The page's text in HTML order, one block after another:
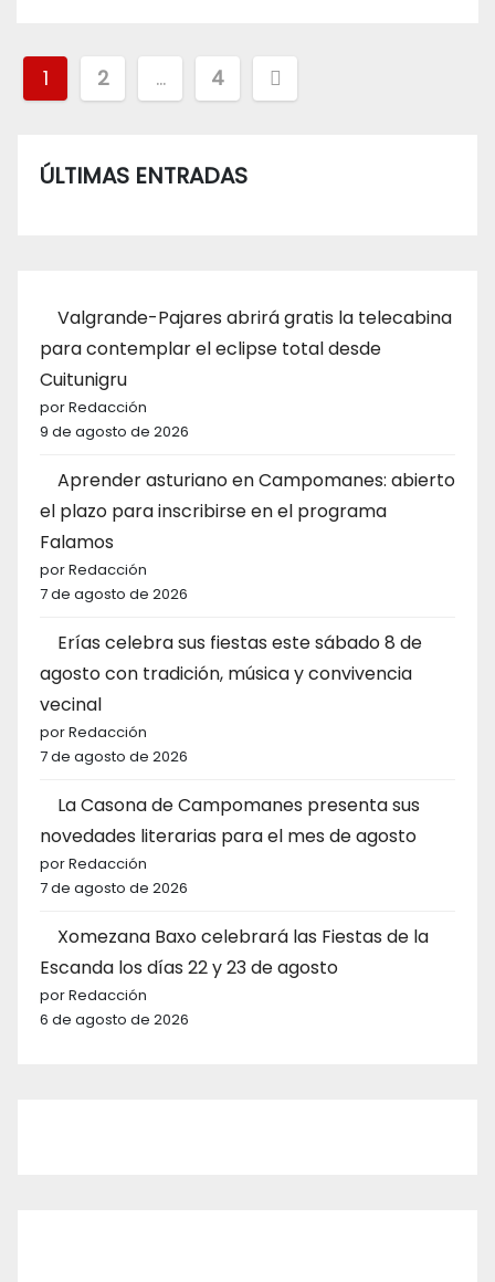
Paginación
entradas
1 2 … 4
ÚLTIMAS ENTRADAS
Valgrande-Pajares abrirá gratis la telecabina
para contemplar el eclipse total desde
Cuitunigru
por Redacción
9 de agosto de 2026
Aprender asturiano en Campomanes: abierto
el plazo para inscribirse en el programa
Falamos
por Redacción
7 de agosto de 2026
Erías celebra sus fiestas este sábado 8 de
agosto con tradición, música y convivencia
vecinal
por Redacción
7 de agosto de 2026
La Casona de Campomanes presenta sus
novedades literarias para el mes de agosto
por Redacción
7 de agosto de 2026
Xomezana Baxo celebrará las Fiestas de la
Escanda los días 22 y 23 de agosto
por Redacción
6 de agosto de 2026